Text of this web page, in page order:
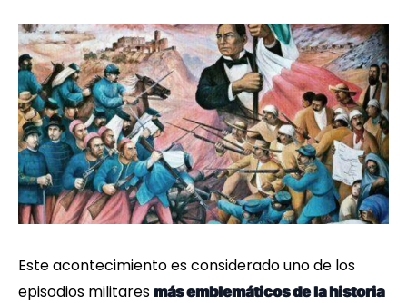
Este acontecimiento es considerado uno de los
episodios militares más emblemáticos de la historia